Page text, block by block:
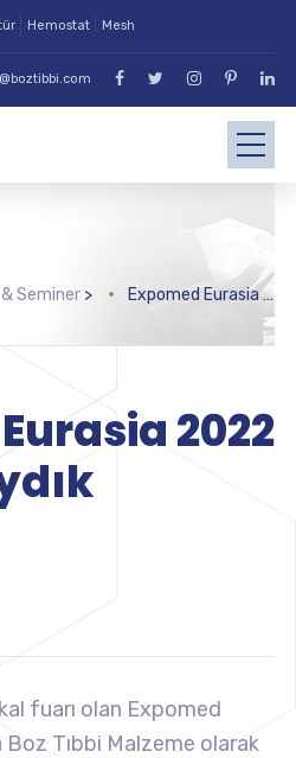
Hemostat Mesh
& Seminer> Expomed Eurasia 2022 Fuarındaydık
2022
fuarı olan Expomed
Tıbbi Malzeme olarak